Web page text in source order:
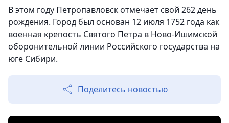
В этом году Петропавловск отмечает свой 262 день
рождения. Город был основан 12 июля 1752 года как
военная крепость Святого Петра в Ново-Ишимской
оборонительной линии Российского государства на
юге Сибири.
Поделитесь новостью